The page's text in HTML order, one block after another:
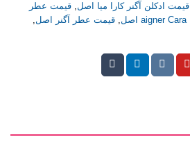
قیمت ادکلن آگنر کارا میا اصل, قیمت عطر
, قیمت عطر آگنر اصل,